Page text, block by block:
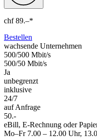
chf 89.–*
Bestellen
wachsende Unternehmen
500/500 Mbit/s
500/50 Mbit/s
Ja
unbegrenzt
inklusive
24/7
auf Anfrage
50.-
eBill, E-Rechnung oder
Mo–Fr 7.00 – 12.00 Uhr,